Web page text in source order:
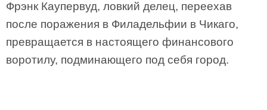
Фрэнк Каупервуд, ловкий делец, переехав
после поражения в Филадельфии в Чикаго,
превращается в настоящего финансового
воротилу, подминающего под себя город.